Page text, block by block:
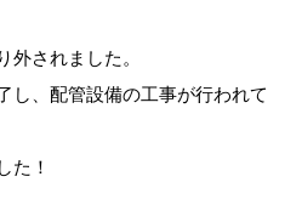
外されました。
し、配管設備の工事が行われて
た！